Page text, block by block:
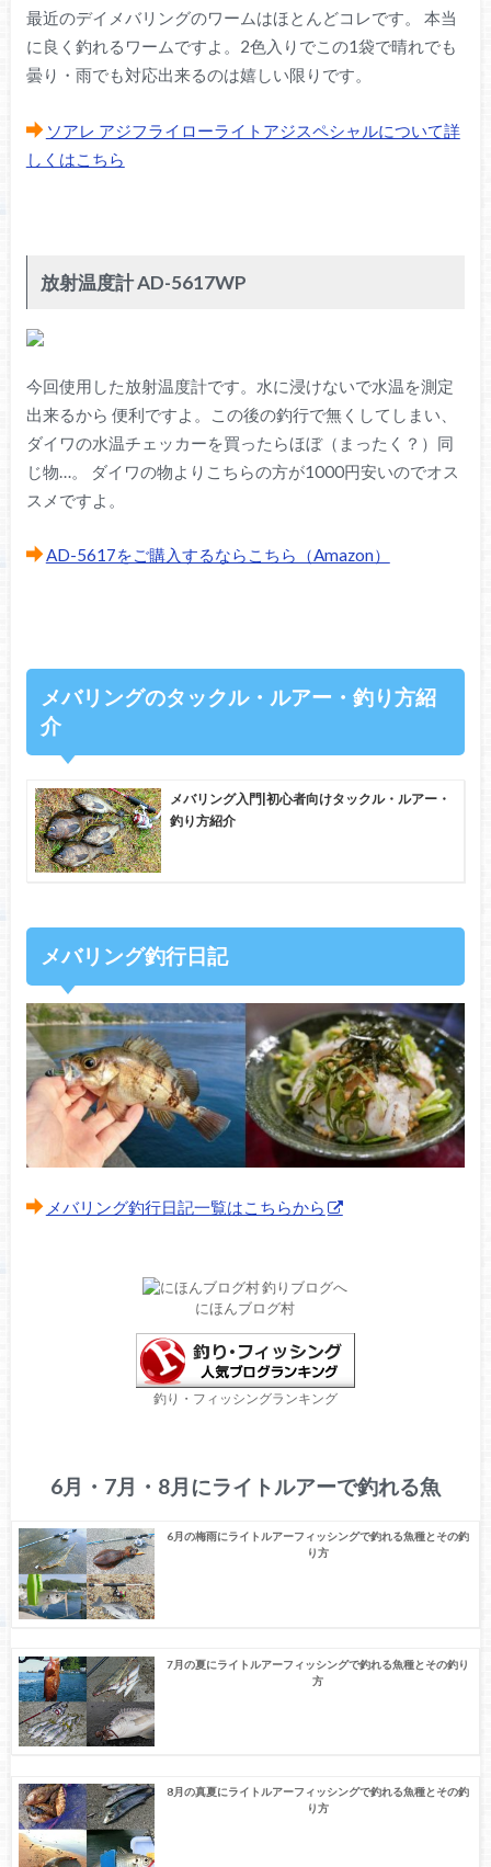
最近のデイメバリングのワームはほとんどコレです。 本当
に良く釣れるワームですよ。2色入りでこの1袋で晴れでも
曇り・雨でも対応出来るのは嬉しい限りです。
ソアレ アジフライローライトアジスペシャルについて詳
しくはこちら
放射温度計 AD-5617WP
今回使用した放射温度計です。水に浸けないで水温を測定
出来るから 便利ですよ。この後の釣行で無くしてしまい、
ダイワの水温チェッカーを買ったらほぼ（まったく？）同
じ物…。 ダイワの物よりこちらの方が1000円安いのでオス
スメですよ。
AD-5617をご購入するならこちら（Amazon）
メバリングのタックル・ルアー・釣り方紹
介
メバリング入門|初心者向けタックル・ルアー・
釣り方紹介
メバリング釣行日記
メバリング釣行日記一覧はこちらから
にほんブログ村
釣り・フィッシングランキング
6月・7月・8月にライトルアーで釣れる魚
6月の梅雨にライトルアーフィッシングで釣れる魚種とその釣
り方
7月の夏にライトルアーフィッシングで釣れる魚種とその釣り
方
8月の真夏にライトルアーフィッシングで釣れる魚種とその釣
り方